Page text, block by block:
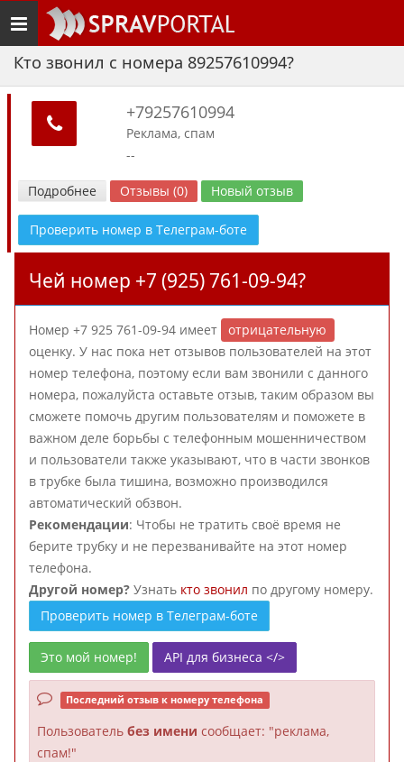
Toggle
navigation
Кто звонил с номера 89257610994?
+79257610994
Реклама, спам
--
Подробнее Отзывы (0) Новый отзыв
Проверить номер в Телеграм-боте
Чей номер +7 (925) 761-09-94?
Номер +7 925 761-09-94 имеет
отрицательную
оценку. У нас пока нет отзывов пользователей на этот
номер телефона, поэтому если вам звонили с данного
номера, пожалуйста оставьте отзыв, таким образом вы
сможете помочь другим пользователям и поможете в
важном деле борьбы с телефонным мошенничеством
и пользователи также указывают, что в части звонков
в трубке была тишина, возможно производился
автоматический обзвон.
Рекомендации: Чтобы не тратить своё время не
берите трубку и не перезванивайте на этот номер
телефона.
Другой номер? Узнать кто звонил по другому номеру.
Проверить номер в Телеграм-боте
Это мой номер! API для бизнеса </>
Последний отзыв к номеру телефона
Пользователь без имени сообщает: "реклама,
спам!"